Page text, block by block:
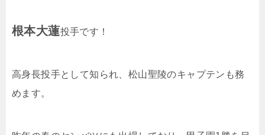
根本大蓮投手です！
高身長投手として知られ、松山聖陵のキャプテンも務
めます。